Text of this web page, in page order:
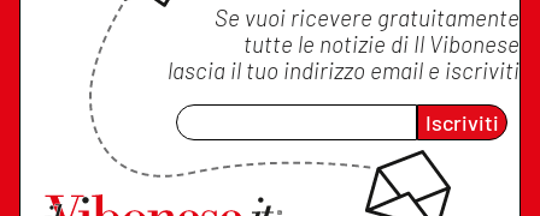
Se vuoi ricevere gratuitamente
tutte le notizie di Il Vibonese
lascia il tuo indirizzo email e iscriviti
Iscriviti